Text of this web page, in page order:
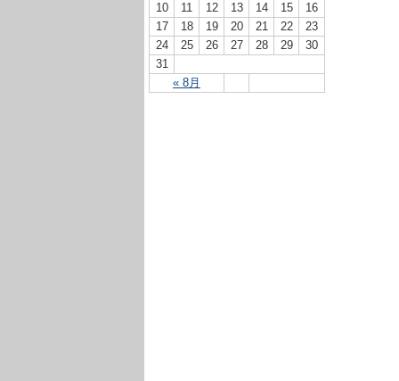
« 8月
10
11 12 13 14 15
16
17
18 19 20 21 22
23
24
25 26 27 28 29
30
31